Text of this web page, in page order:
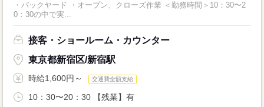
・バックヤード ・オープン、クローズ作業 ＜勤務時間＞10：30〜2
0：30の中で実...
接客・ショールーム・カウンター
東京都新宿区/新宿駅
時給1,600円～ 交通費全額支給
10：30〜20：30 【残業】有